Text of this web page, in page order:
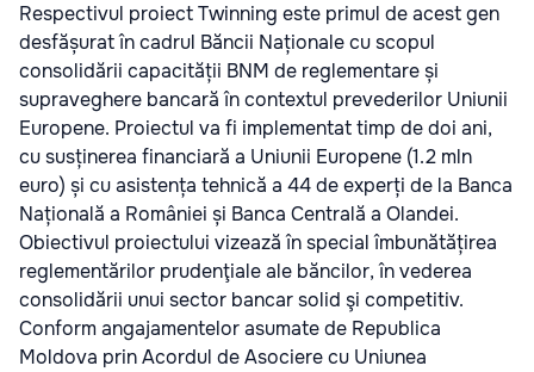
Respectivul proiect Twinning este primul de acest gen
desfășurat în cadrul Băncii Naționale cu scopul
consolidării capacității BNM de reglementare și
supraveghere bancară în contextul prevederilor Uniunii
Europene. Proiectul va fi implementat timp de doi ani,
cu susținerea financiară a Uniunii Europene (1.2 mln
euro) și cu asistența tehnică a 44 de experți de la Banca
Națională a României și Banca Centrală a Olandei.
Obiectivul proiectului vizează în special îmbunătățirea
reglementărilor prudenţiale ale băncilor, în vederea
consolidării unui sector bancar solid şi competitiv.
Conform angajamentelor asumate de Republica
Moldova prin Acordul de Asociere cu Uniunea